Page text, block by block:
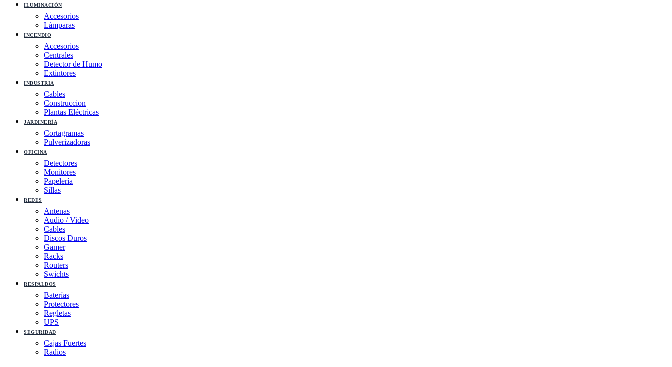
ILUMINACIÓN
Accesorios
Lámparas
INCENDIO
Accesorios
Centrales
Detector de Humo
Extintores
INDUSTRIA
Cables
Construccion
Plantas Eléctricas
JARDINERÍA
Cortagramas
Pulverizadoras
OFICINA
Detectores
Monitores
Papelería
Sillas
REDES
Antenas
Audio / Video
Cables
Discos Duros
Gamer
Racks
Routers
Swichts
RESPALDOS
Baterías
Protectores
Regletas
UPS
SEGURIDAD
Cajas Fuertes
Radios